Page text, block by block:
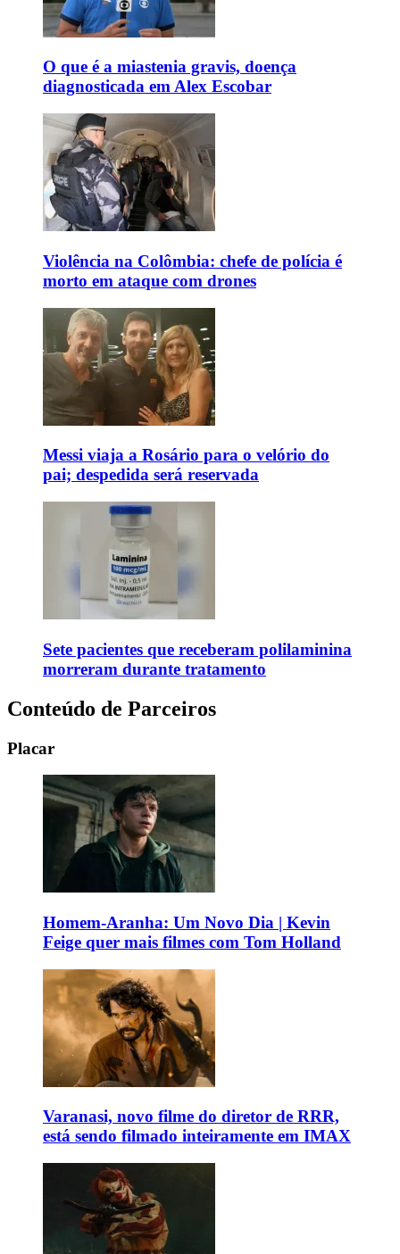
O que é a miastenia gravis, doença
diagnosticada em Alex Escobar
Violência na Colômbia: chefe de polícia é
morto em ataque com drones
Messi viaja a Rosário para o velório do
pai; despedida será reservada
Sete pacientes que receberam polilaminina
morreram durante tratamento
Conteúdo de Parceiros
Placar
Homem-Aranha: Um Novo Dia | Kevin
Feige quer mais filmes com Tom Holland
Varanasi, novo filme do diretor de RRR,
está sendo filmado inteiramente em IMAX